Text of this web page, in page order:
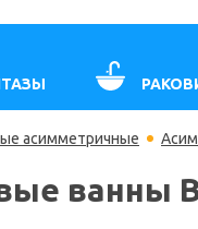
асимметричные
ванны